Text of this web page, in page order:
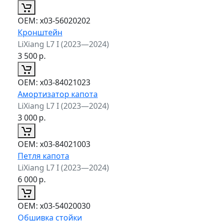
ОЕМ: x03-56020202
Кронштейн
LiXiang L7 I (2023—2024)
3 500р.
ОЕМ: x03-84021023
Амортизатор капота
LiXiang L7 I (2023—2024)
3 000р.
ОЕМ: x03-84021003
Петля капота
LiXiang L7 I (2023—2024)
6 000р.
ОЕМ: x03-54020030
Обшивка стойки